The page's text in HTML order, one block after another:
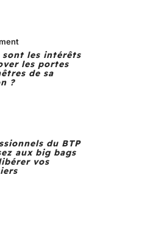
sont les intérêts
les portes
de sa
?
du BTP
aux big bags
vos